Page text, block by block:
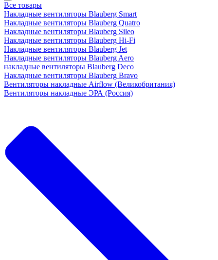
Все товары
Накладные вентиляторы Blauberg Smart
Накладные вентиляторы Blauberg Quatro
Накладные вентиляторы Blauberg Sileo
Накладные вентиляторы Blauberg Hi-Fi
Накладные вентиляторы Blauberg Jet
Накладные вентиляторы Blauberg Aero
накладные вентиляторы Blauberg Deco
Накладные вентиляторы Blauberg Bravo
Вентиляторы накладные Airflow (Великобритания)
Вентиляторы накладные ЭРА (Россия)